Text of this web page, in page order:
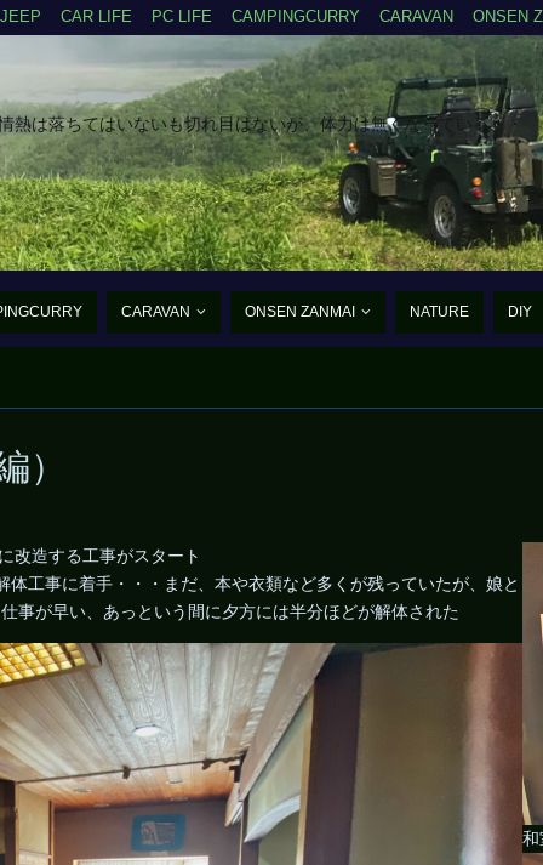
JEEP CAR LIFE PC LIFE CAMPINGCURRY CARAVAN ONSEN
は落ちてはいないも切れ目はないが、体力は無くなっている・・
CARAVAN ONSEN ZANMAI NATURE DIY
）
改造する工事がスタート
工事に着手・・・まだ、本や衣類など多くが残っていたが、娘と
事が早い、あっという間に夕方には半分ほどが解体された
和